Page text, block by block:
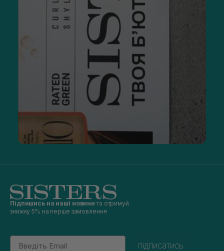
Підпишись на наші новини та отримуй
знижку 5% на перше замовлення
Email
підписатись